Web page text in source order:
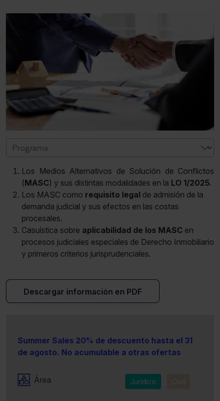
Los Medios Alternativos de Solución de Conflictos
(MASC) y sus distintas modalidades en la LO 1/2025.
Los MASC como requisito legal de admisión de la
demanda judicial y sus efectos en las costas
procesales.
Casuística sobre aplicabilidad de los MASC en
procesos judiciales especiales de Derecho Inmobiliario
y primeros criterios jurisprudenciales.
Descargar información en PDF
Summer Sales 20% de descuento hasta el 31
de agosto. No acumulable a otras ofertas
Área Jurídico